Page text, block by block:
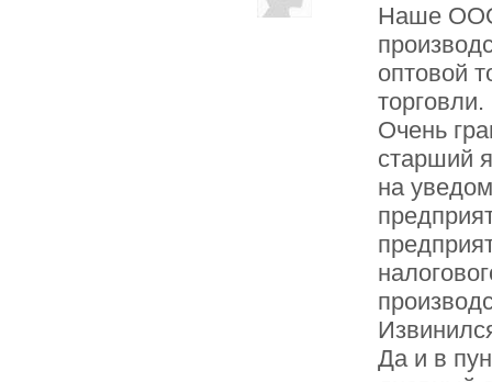
Наше ООО
оптовой
торговли.
Очень
старший
на
Да и в